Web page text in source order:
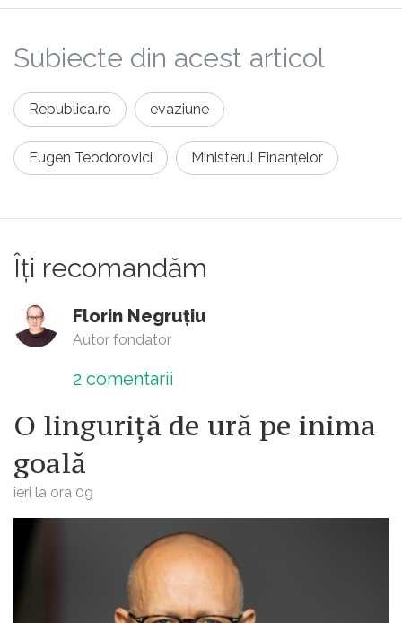
Subiecte din acest articol
Republica.ro evaziune
Eugen Teodorovici Ministerul Finanțelor
Îți recomandăm
Florin Negruțiu
Autor fondator
2 comentarii
O linguriță de ură pe inima
goală
ieri la ora 09